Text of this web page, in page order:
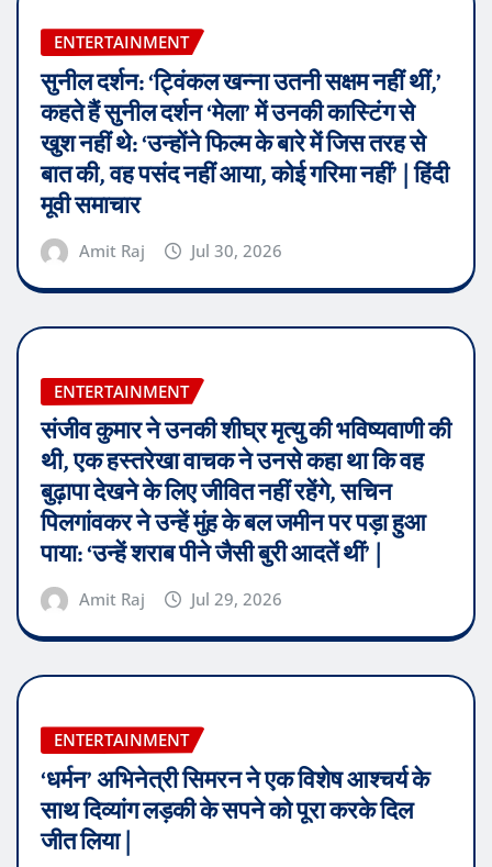
ENTERTAINMENT
सुनील दर्शन: ‘ट्विंकल खन्ना उतनी सक्षम नहीं थीं,’
कहते हैं सुनील दर्शन ‘मेला’ में उनकी कास्टिंग से
खुश नहीं थे: ‘उन्होंने फिल्म के बारे में जिस तरह से
बात की, वह पसंद नहीं आया, कोई गरिमा नहीं’ | हिंदी
मूवी समाचार
Amit Raj Jul 30, 2026
ENTERTAINMENT
संजीव कुमार ने उनकी शीघ्र मृत्यु की भविष्यवाणी की
थी, एक हस्तरेखा वाचक ने उनसे कहा था कि वह
बुढ़ापा देखने के लिए जीवित नहीं रहेंगे, सचिन
पिलगांवकर ने उन्हें मुंह के बल जमीन पर पड़ा हुआ
पाया: ‘उन्हें शराब पीने जैसी बुरी आदतें थीं’ |
Amit Raj Jul 29, 2026
ENTERTAINMENT
‘धर्मन’ अभिनेत्री सिमरन ने एक विशेष आश्चर्य के
साथ दिव्यांग लड़की के सपने को पूरा करके दिल
जीत लिया |